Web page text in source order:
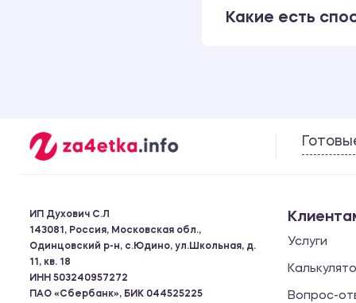
Какие есть
ИП Духович С.Л
143081, Россия, Московская обл.,
Одинцовский р-н, с.Юдино, ул.Школьная, д.
11, кв. 18
ИНН 503240957272
ПАО «Сбербанк», БИК 044525225
Услуги
Вопрос-